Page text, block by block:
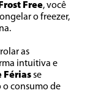
Free, você
o freezer,
as
intuitiva e
Férias se
o consumo de